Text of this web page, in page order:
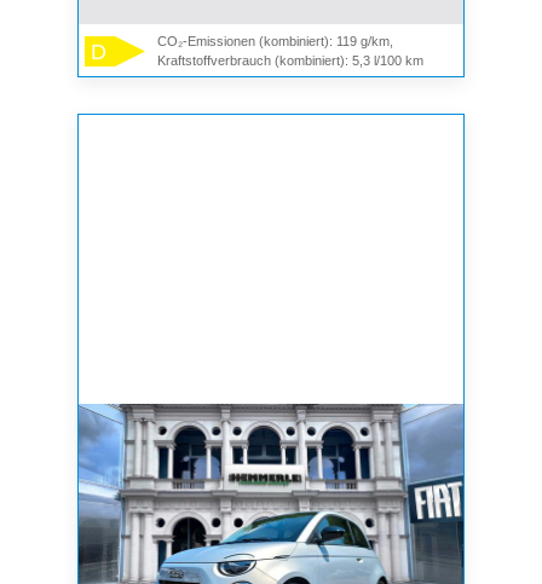
D
CO₂-Emissionen (kombiniert): 119 g/km,
Kraftstoffverbrauch (kombiniert): 5,3 l/100 km